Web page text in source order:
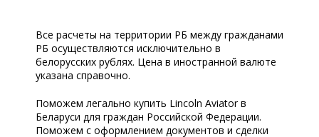
Все расчеты на территории РБ между гражданами
РБ осуществляются исключительно в
белорусских рублях. Цена в иностранной валюте
указана справочно.
Поможем легально купить Lincoln Aviator в
Беларуси для граждан Российской Федерации.
Поможем с оформлением документов и сделки